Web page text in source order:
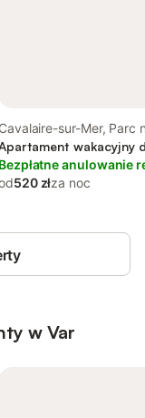
Cavalaire-sur-Mer, Parc
Cros
wakacyjny
Bezpłatne anulowanie
520 złza noc
w Var